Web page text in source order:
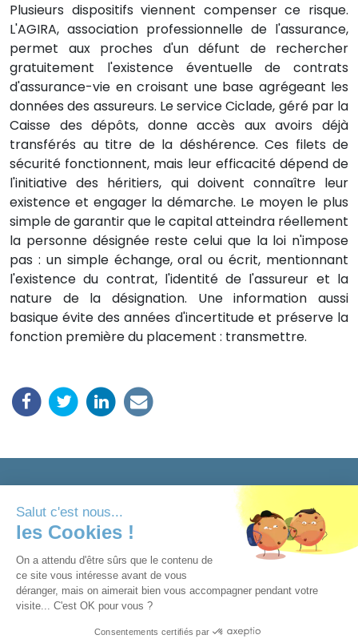
Plusieurs dispositifs viennent compenser ce risque.
L'AGIRA, association professionnelle de l'assurance,
permet aux proches d'un défunt de rechercher
gratuitement l'existence éventuelle de contrats
d'assurance-vie en croisant une base agrégeant les
données des assureurs. Le service Ciclade, géré par la
Caisse des dépôts, donne accès aux avoirs déjà
transférés au titre de la déshérence. Ces filets de
sécurité fonctionnent, mais leur efficacité dépend de
l'initiative des héritiers, qui doivent connaître leur
existence et engager la démarche. Le moyen le plus
simple de garantir que le capital atteindra réellement
la personne désignée reste celui que la loi n'impose
pas : un simple échange, oral ou écrit, mentionnant
l'existence du contrat, l'identité de l'assureur et la
nature de la désignation. Une information aussi
basique évite des années d'incertitude et préserve la
fonction première du placement : transmettre.
212 Ter Boulevard Pereire - 75017 Paris
agencea2p.groupe.cheops@axa.fr
© 2023 Tous droits réservés. Créé par
Salut c'est nous...
les Cookies !
On a attendu d'être sûrs que le contenu de
ce site vous intéresse avant de vous
déranger, mais on aimerait bien vous accompagner pendant votre
visite... C'est OK pour vous ?
Consentements certifiés par